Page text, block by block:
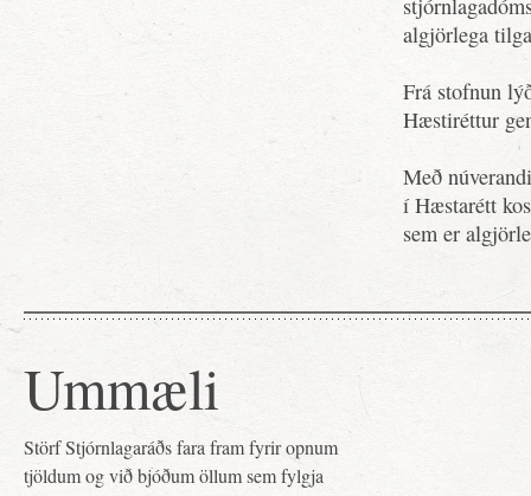
algjörlega
Frá stofnun
Hæstiréttur
Með
í Hæstarétt
sem er
Ummæli
Störf Stjórnlagaráðs fara fram fyrir opnum
tjöldum og við bjóðum öllum sem fylgja